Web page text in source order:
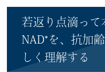
若返り点滴って
NAD⁺を、抗加
しく理解する